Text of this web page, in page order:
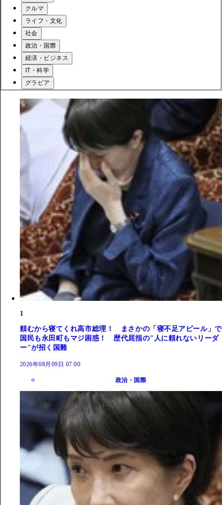
クルマ
ライフ・文化
社会
政治・国際
経済・ビジネス
IT・科学
グラビア
1
頼むから寝てくれ高市総理！ まさかの「寝不足アピール」で
国民も永田町もマジ困惑！ 歴代屈指の"人に頼れないリーダ
ー"が招く国難
2026年08月09日 07:00
政治・国際